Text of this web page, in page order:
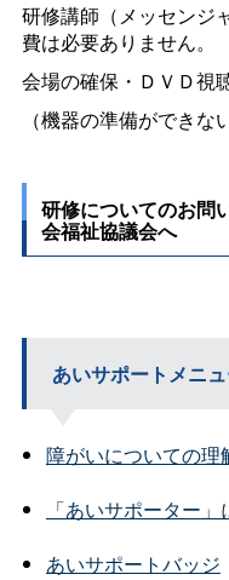
研修講師（メッセンジ
費は必要ありません。
会場の確保・ＤＶＤ視
（機器の準備ができな
研修についてのお問
会福祉協議会へ
あいサポートメニ
障がいについての理
「あいサポーター」
あいサポートバッジ